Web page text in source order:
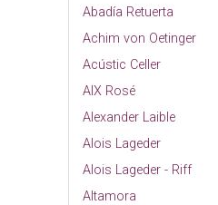
Abadía Retuerta
Achim von Oetinger
Acústic Celler
AIX Rosé
Alexander Laible
Alois Lageder
Alois Lageder - Riff
Altamora